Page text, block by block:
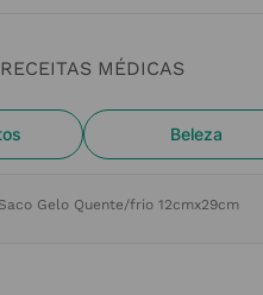
RECEITAS MÉDICAS
Beleza
Gelo Quente/frio 12cmx29cm